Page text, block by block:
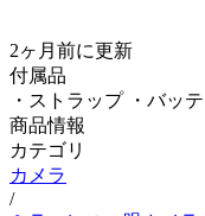
2ヶ月前に更新
付属品
・ストラップ ・バッ
商品情報
カテゴリ
カメラ
/